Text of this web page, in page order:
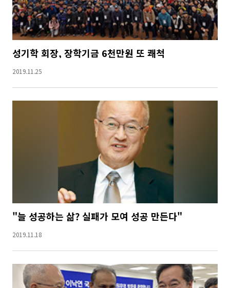
성기학 회장, 장학기금 6천만원 또 쾌척
2019.11.25
"늘 성공하는 삶? 실패가 모여 성공 만든다"
2019.11.18